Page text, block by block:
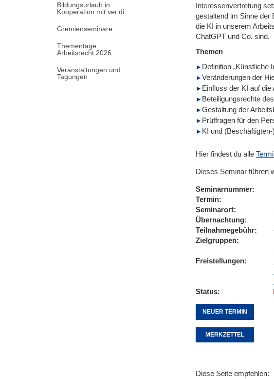
Bildungsurlaub in
Kooperation mit ver.di
Gremienseminare
Thementage
Arbeitsrecht 2026
Veranstaltungen und
Tagungen
Interessenvertretung
gestaltend im Sinne der
die KI in unserem
ChatGPT und Co. sind.
Themen
Definition „Künstliche
Veränderungen der
Einfluss der KI auf die
Beteiligungsrechte
Gestaltung der
Prüffragen für den
KI und
Hier findest du alle
Dieses Seminar führen
Seminarnummer
Termin
Seminarort
Übernachtung
Teilnahmegebühr
Zielgruppen
Freistellungen
Status
NEUER TERMIN
MERKZETTEL
Diese Seite empfehlen: